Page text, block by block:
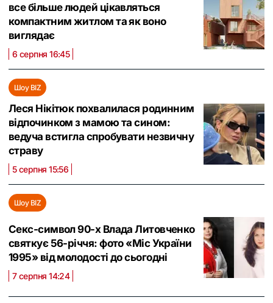
все більше людей цікавляться
компактним житлом та як воно
виглядає
6 серпня 16:45
Шоу BIZ
Леся Нікітюк похвалилася родинним
відпочинком з мамою та сином:
ведуча встигла спробувати незвичну
страву
5 серпня 15:56
Шоу BIZ
Секс-символ 90-х Влада Литовченко
святкує 56-річчя: фото «Міс України
1995» від молодості до сьогодні
7 серпня 14:24